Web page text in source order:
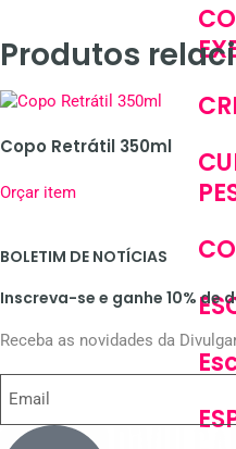
Produtos
Copo Retrátil 350ml
Orçar item
BOLETIM DE NOTÍCIAS
Inscreva-se e ganhe 10% de
Receba as novidades da